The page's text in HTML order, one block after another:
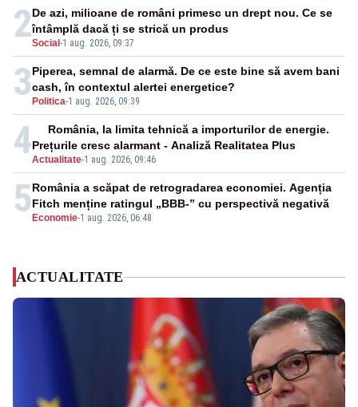
2Social -1 aug. 2026, 09:37
De azi, milioane de români primesc un drept nou. Ce se
întâmplă dacă ți se strică un produs
3 Politica-1 aug. 2026, 09:39
Piperea, semnal de alarmă. De ce este bine să avem bani
cash, în contextul alertei energetice?
4Actualitate-1 aug. 2026, 09:46
România, la limita tehnică a importurilor de energie.
Prețurile cresc alarmant - Analiză Realitatea Plus
5 Economie-1 aug. 2026, 06:48
România a scăpat de retrogradarea economiei. Agenția
Fitch menține ratingul „BBB-” cu perspectivă negativă
ACTUALITATE